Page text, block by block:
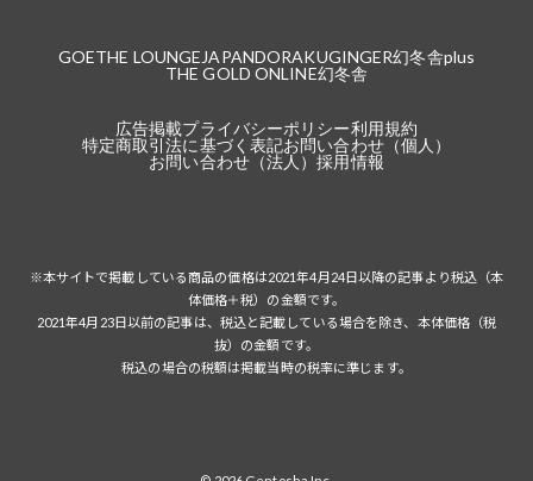
GOETHE LOUNGE JAPANDORAKUGINGER幻冬舎plus
THE GOLD ONLINE幻冬舎
広告掲載プライバシーポリシー利用規約
特定商取引法に基づく表記お問い合わせ（個人）
お問い合わせ（法人）採用情報
※本サイトで掲載している商品の価格は2021年4月24日以降の記事より税込（本
体価格＋税）の金額です。
2021年4月23日以前の記事は、税込と記載している場合を除き、本体価格（税
抜）の金額です。
税込の場合の税額は掲載当時の税率に準じます。